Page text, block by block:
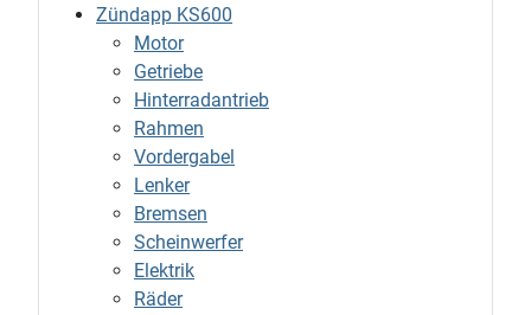
Zündapp KS600
Motor
Getriebe
Hinterradantrieb
Rahmen
Vordergabel
Lenker
Bremsen
Scheinwerfer
Elektrik
Räder